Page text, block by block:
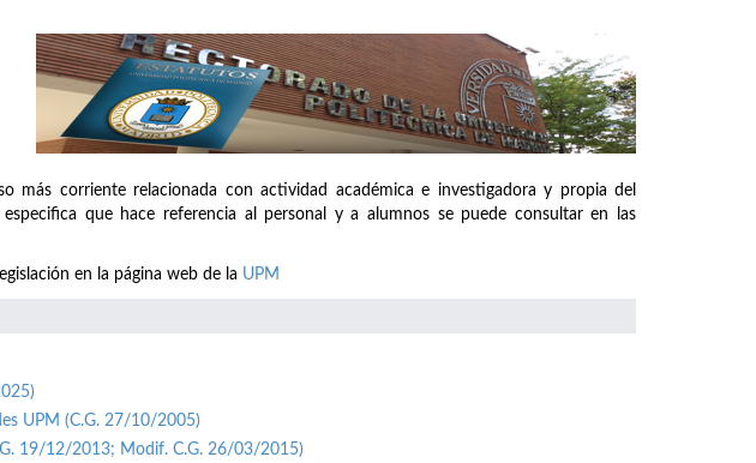
más corriente relacionada con actividad académica e investigadora y propia del
que hace referencia al personal y a alumnos se puede consultar en las
en la página web de la UPM
UPM (C.G. 27/10/2005)
19/12/2013; Modif. C.G. 26/03/2015)